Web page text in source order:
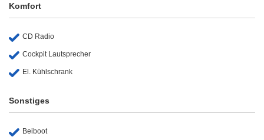
Komfort
CD Radio
Cockpit Lautsprecher
El. Kühlschrank
Sonstiges
Beiboot